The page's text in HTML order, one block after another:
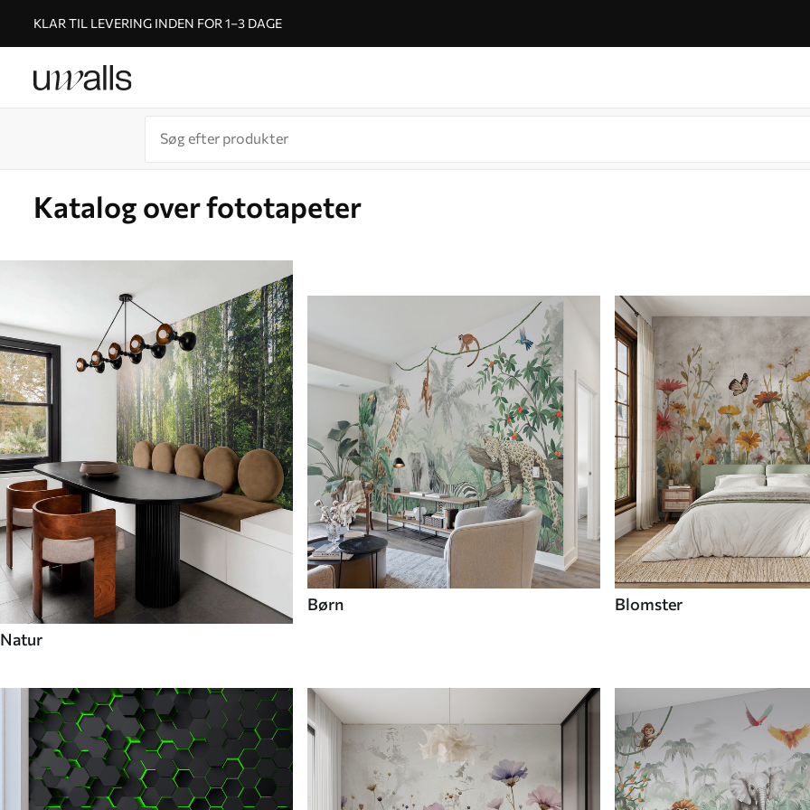
KLAR TIL LEVERING INDEN FOR 1–3 DAGE
Katalog over fototapeter
Natur
Børn Blomster